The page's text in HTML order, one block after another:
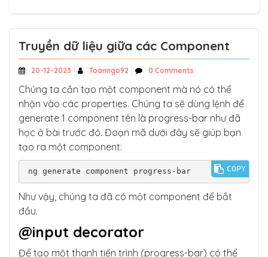
Truyền dữ liệu giữa các Component
20-12-2023 Toanngo92 0 Comments
Chúng ta cần tạo một component mà nó có thể
nhận vào các properties. Chúng ta sẽ dùng lệnh để
generate 1 component tên là progress-bar như đã
học ở bài trước đó. Đoạn mã dưới đây sẽ giúp bạn
tạo ra một component:
ng generate component progress-bar COPY
Như vậy, chúng ta đã có một component để bắt
đầu.
@input decorator
Để tạo một thanh tiến trình (progress-bar) có thể